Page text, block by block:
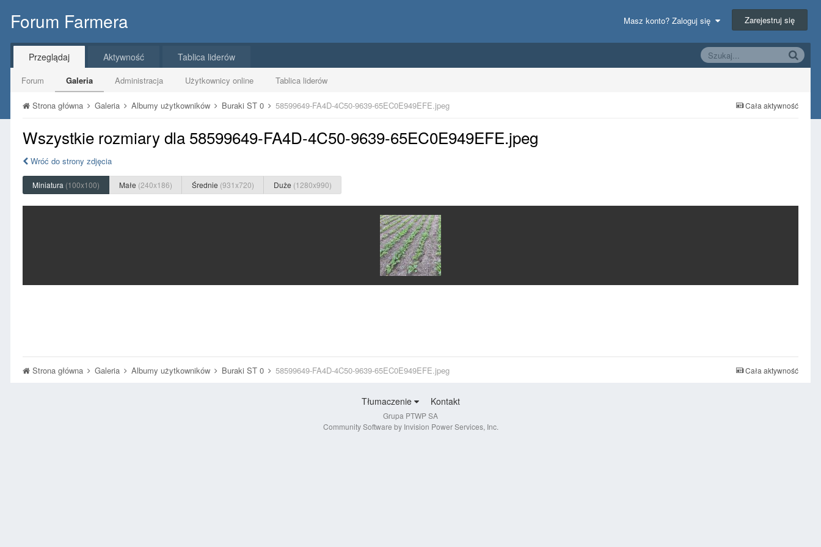
Forum Farmera Masz konto? Zaloguj się Zarejestruj się
Przeglądaj
Forum Galeria Administracja Użytkownicy online Tablica liderów
Aktywność Tablica liderów
Cała aktywność
Strona główna Galeria Albumy użytkowników Buraki ST 0 58599649-FA4D-4C50-9639-65EC0E949EFE.jpeg
Wszystkie rozmiary dla 58599649-FA4D-4C50-9639-65EC0E949EFE.jpeg
Wróć do strony zdjęcia
Miniatura (100x100) Małe (240x186) Średnie (931x720) Duże (1280x990)
Cała aktywność
Strona główna Galeria Albumy użytkowników Buraki ST 0 58599649-FA4D-4C50-9639-65EC0E949EFE.jpeg
Tłumaczenie Kontakt
Grupa PTWP SA
Community Software by Invision Power Services, Inc.